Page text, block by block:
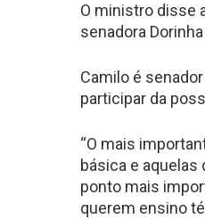
O ministro disse
senadora
Camilo é
participar da
“O mais
básica e
ponto mais
querem ensino